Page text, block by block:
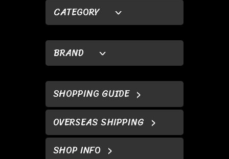
CATEGORY
BRAND
SHOPPING GUIDE
OVERSEAS SHIPPING
SHOP INFO